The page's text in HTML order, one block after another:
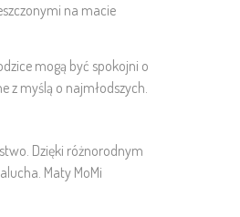
na macie
mogą być spokojni o
z myślą o najmłodszych.
Dzięki różnorodnym
Maty MoMi